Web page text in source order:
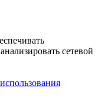
сетевой